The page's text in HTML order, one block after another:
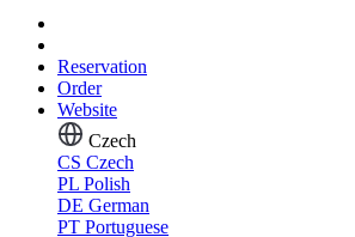
Reservation
Order
Website
Czech
CS Czech
PL Polish
DE German
PT Portuguese